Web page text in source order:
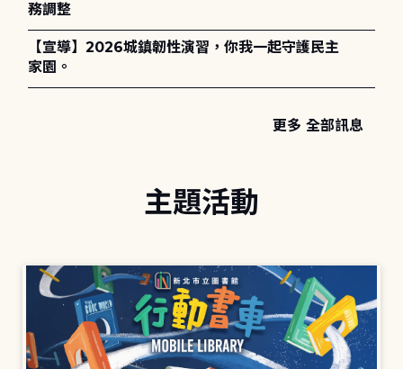
務調整
【宣導】2026城鎮韌性演習，你我一起守護民主
家園。
更多 全部訊息
主題活動